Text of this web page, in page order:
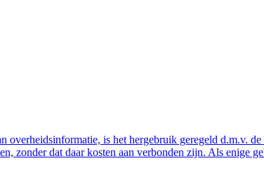
overheidsinformatie, is het hergebruik geregeld d.m.v.
zonder dat daar kosten aan verbonden zijn. Als enige